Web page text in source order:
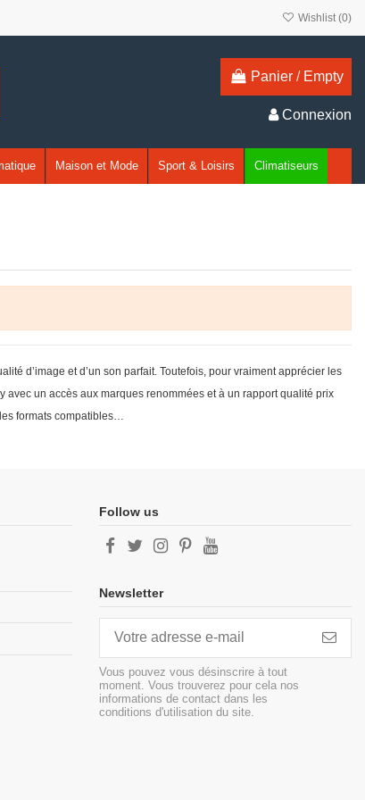
Wishlist (0)
Panier / Empty
Connexion
Maison et Mode Sport & Loisirs Climatiseurs
d’image et d’un son parfait. Toutefois, pour vraiment apprécier les
un accès aux marques renommées et à un rapport qualité prix
formats compatibles…
Follow us
Newsletter
Vous pouvez vous désinscrire à tout
moment. Vous trouverez pour cela nos
informations de contact dans les
conditions d'utilisation du site.